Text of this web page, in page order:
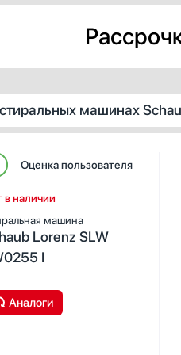
машинах
Оценка пользователя
в наличии
машина
Lorenz SLW
I
Аналоги